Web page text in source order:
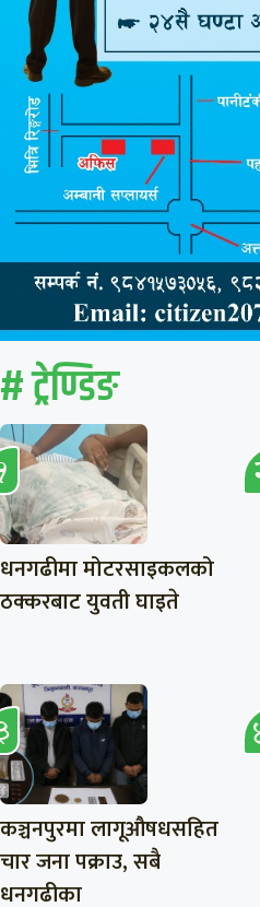
# ट्रेण्डिङ
धनगढीमा मोटरसाइकलको
ठक्करबाट युवती घाइते
कञ्चनपुरमा लागूऔषधसहित
चार जना पक्राउ, सबै
धनगढीका